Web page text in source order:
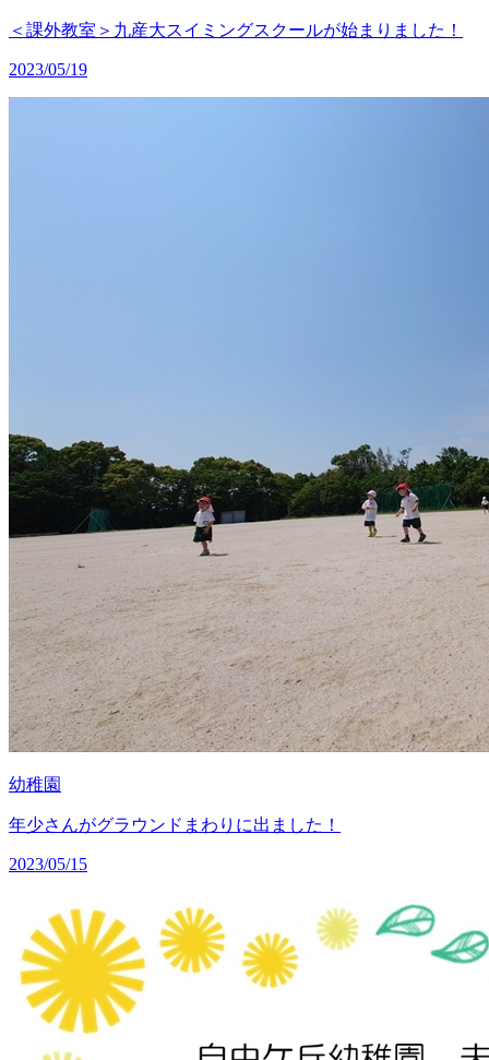
＜課外教室＞九産大スイミングスクールが始まりました！
2023/05/19
幼稚園
年少さんがグラウンドまわりに出ました！
2023/05/15